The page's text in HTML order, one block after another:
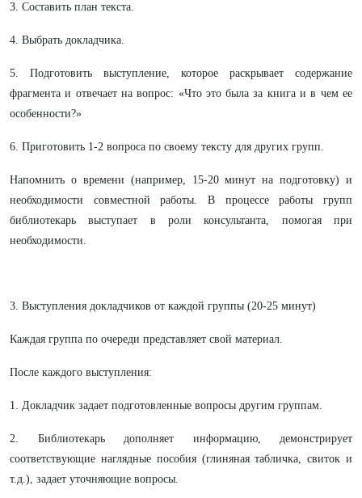
3. Составить план текста.
4. Выбрать докладчика.
5. Подготовить выступление, которое раскрывает содержание
фрагмента и отвечает на вопрос: «Что это была за книга и в чем ее
особенности?»
6. Приготовить 1-2 вопроса по своему тексту для других групп.
Напомнить о времени (например, 15-20 минут на подготовку) и
необходимости совместной работы. В процессе работы групп
библиотекарь выступает в роли консультанта, помогая при
необходимости.
3. Выступления докладчиков от каждой группы (20-25 минут)
Каждая группа по очереди представляет свой материал.
После каждого выступления:
1. Докладчик задает подготовленные вопросы другим группам.
2. Библиотекарь дополняет информацию, демонстрирует
соответствующие наглядные пособия (глиняная табличка, свиток и
т.д.), задает уточняющие вопросы.